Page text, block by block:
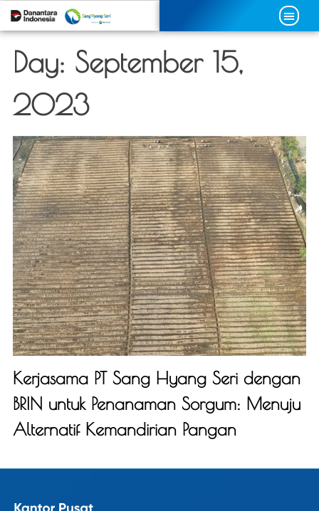
Day: September 15,
2023
Kerjasama PT Sang Hyang Seri dengan
BRIN untuk Penanaman Sorgum: Menuju
Alternatif Kemandirian Pangan